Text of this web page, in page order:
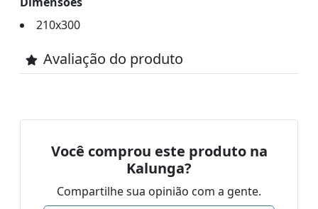
210x300
Avaliação do produto
Você comprou este produto na
Kalunga?
Compartilhe sua opinião com a gente.